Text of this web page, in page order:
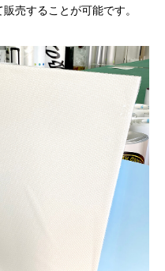
売することが可能です。